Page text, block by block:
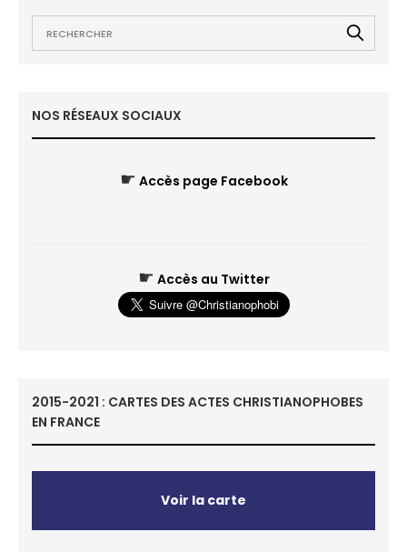
NOS RÉSEAUX SOCIAUX
☛ Accès page Facebook
☛ Accès au Twitter
2015-2021 : CARTES DES ACTES CHRISTIANOPHOBES
EN FRANCE
Voir la carte